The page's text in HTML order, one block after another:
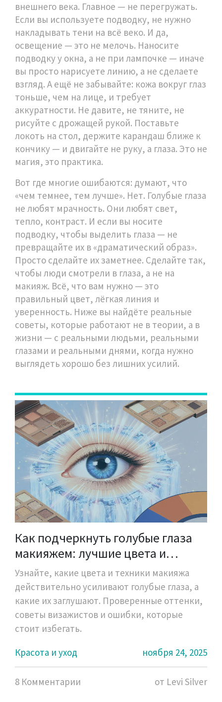
внешнего века. Главное — не перегружать.
Если вы используете подводку, не нужно
накладывать тени на всё веко. И да,
освещение — это не мелочь. Наносите
подводку у окна, а не при лампочке — иначе
вы просто нарисуете линию, а не сделаете
взгляд. А ещё не забывайте: кожа вокруг глаз
тоньше, чем на лице, и требует
аккуратности. Не давите, не тяните, не
рисуйте с дрожащей рукой. Поставьте
локоть на стол, держите карандаш ближе к
кончику — и двигайте не руку, а глаза. Это не
магия, это практика.
Вот где многие ошибаются: думают, что
«чем темнее, тем лучше». Нет. Голубые глаза
не любят мрачность. Они любят свет,
тепло, контраст. И если вы носите
подводку, чтобы выделить глаза — не
превращайте их в «драматический образ».
Просто сделайте их заметнее. Сделайте так,
чтобы люди смотрели в глаза, а не на
макияж. Всё, что вам нужно — это
правильный цвет, лёгкая линия и
уверенность. Ниже вы найдёте реальные
советы, которые работают не в теории, а в
жизни — с реальными людьми, реальными
глазами и реальными днями, когда нужно
выглядеть хорошо без лишних усилий.
Как подчеркнуть голубые глаза
макияжем: лучшие цвета и
техники для максимального
контраста
Узнайте, какие цвета и техники макияжа
действительно усиливают голубые глаза, а
какие их заглушают. Проверенные оттенки,
советы визажистов и ошибки, которые
стоит избегать.
Красота и уход
ноября 24, 2025
8 Комментарии от Levi Silver